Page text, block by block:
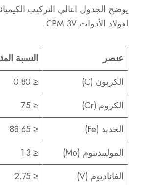
يوضح الجدول التالي التركيب
لفولاذ الأدوات CPM 3V.
عنصر
النسبة
الكربون (C)
≤ 0.80
الكروم (Cr)
≤ 7.5
الحديد (Fe)
≤ 88.65
الموليبدينوم (Mo)
≤ 1.3
الفاناديوم (V)
≤ 2.75